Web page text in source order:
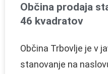
Občina prodaja
46 kvadratov
Občina Trbovlje je v
stanovanje na